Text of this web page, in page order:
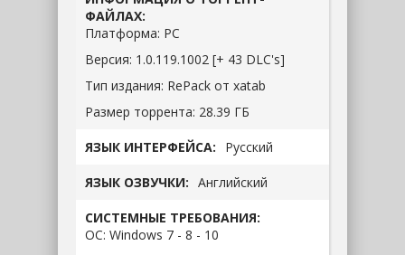
ФАЙЛАХ:
Платформа: РС
Версия: 1.0.119.1002 [+ 43 DLC's]
Тип издания: RePack от xatab
Размер торрента: 28.39 ГБ
ЯЗЫК ИНТЕРФЕЙСА: Русский
ЯЗЫК ОЗВУЧКИ: Английский
СИСТЕМНЫЕ ТРЕБОВАНИЯ:
ОС: Windows 7 - 8 - 10